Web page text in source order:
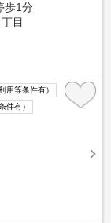
歩1分
目
用等条件有）
件有）